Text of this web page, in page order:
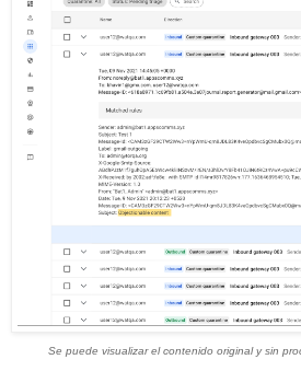
Se puede visualizar el contenido original y sin